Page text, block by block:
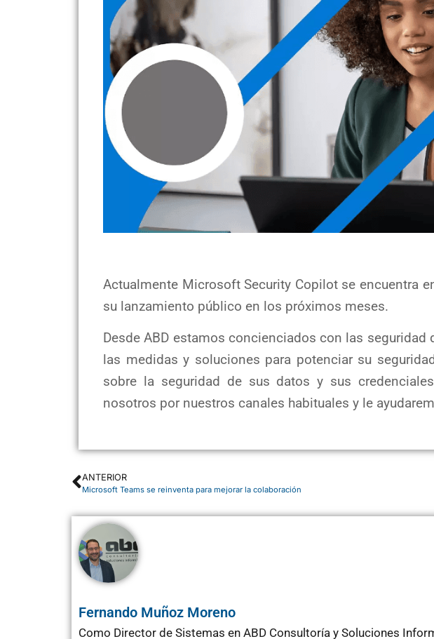
Actualmente Microsoft Security Copilot se encuentra
su lanzamiento público en los próximos meses.
Desde ABD estamos concienciados con las
las medidas y soluciones para potenciar su
sobre la seguridad de sus datos y sus
nosotros por nuestros canales habituales y le
ANTERIOR
Microsoft Teams se reinventa para mejorar la colaboración
Fernando Muñoz Moreno
Como Director de Sistemas en ABD Consultoría y Soluciones